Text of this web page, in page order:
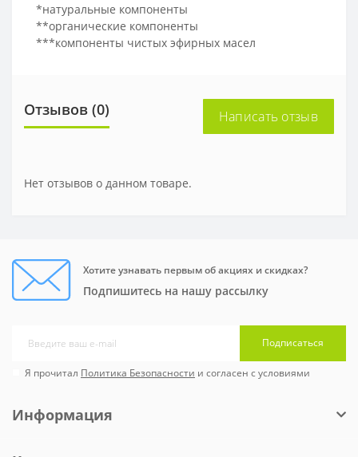
*натуральные компоненты
**органические компоненты
***компоненты чистых эфирных масел
Отзывов (0) Написать отзыв
Нет отзывов о данном товаре.
Хотите узнавать первым об акциях и скидках?
Подпишитесь на нашу рассылку
Подписаться
Я прочитал Политика Безопасности и согласен с условиями
Информация